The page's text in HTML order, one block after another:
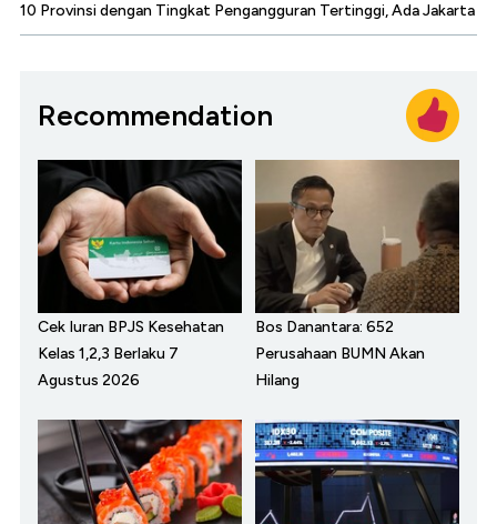
10 Provinsi dengan Tingkat Pengangguran Tertinggi, Ada Jakarta
Recommendation
Cek Iuran BPJS Kesehatan
Kelas 1,2,3 Berlaku 7
Agustus 2026
Bos Danantara: 652
Perusahaan BUMN Akan
Hilang